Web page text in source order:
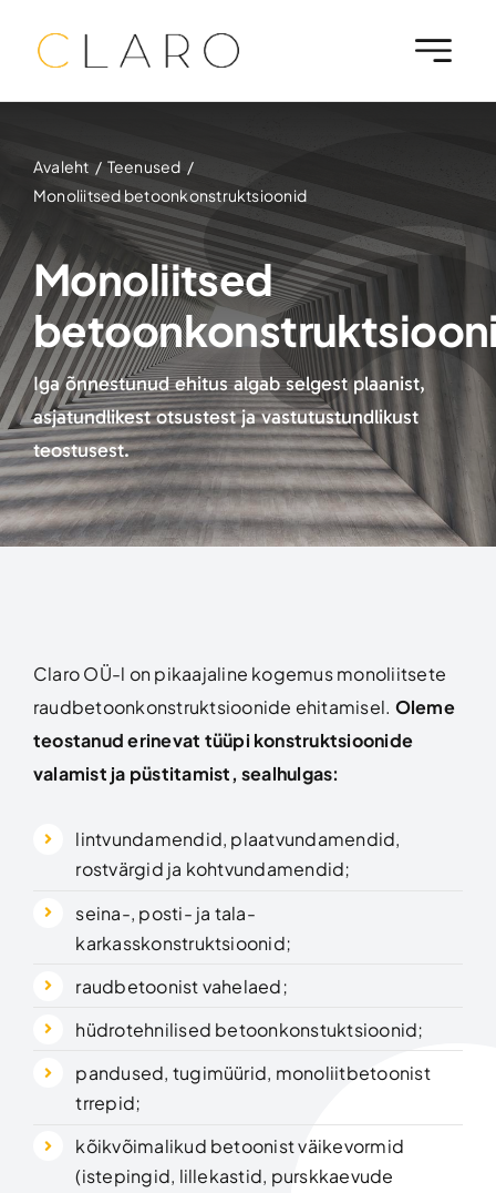
Avaleht
Teenused
Monoliitsed betoonkonstruktsioonid
Monoliitsed
Iga õnnestunud ehitus algab selgest plaanist,
asjatundlikest otsustest ja vastutustundlikust
teostusest.
Claro OÜ-l on pikaajaline kogemus monoliitsete
raudbetoonkonstruktsioonide ehitamisel. Oleme
teostanud erinevat tüüpi konstruktsioonide
valamist ja püstitamist, sealhulgas:
lintvundamendid, plaatvundamendid,
rostvärgid ja kohtvundamendid;
seina-, posti- ja tala-
karkasskonstruktsioonid;
raudbetoonist vahelaed;
hüdrotehnilised betoonkonstuktsioonid;
pandused, tugimüürid, monoliitbetoonist
trrepid;
kõikvõimalikud betoonist väikevormid
(istepingid, lillekastid, purskkaevude